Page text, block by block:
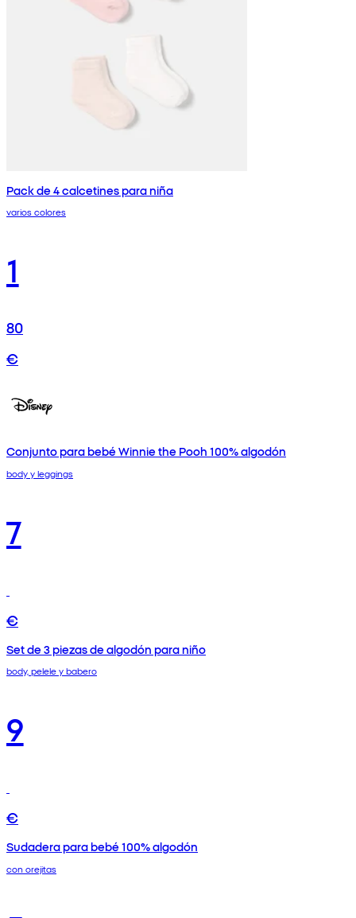
Pack de 4 calcetines para niña
varios colores
1
80
€
Conjunto para bebé Winnie the Pooh 100% algodón
body y leggings
7
€
Set de 3 piezas de algodón para niño
body, pelele y babero
9
€
Sudadera para bebé 100% algodón
con orejitas